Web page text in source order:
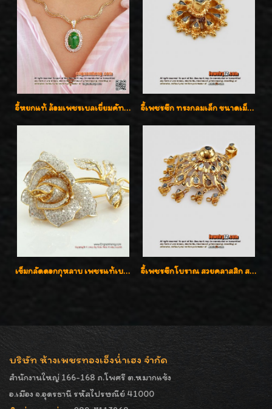
จี้หยกแท้ ล้อมเพชรเบลเยี่ยมคัท ราคาพิเศษไม่แพงค่ะ จี้เพชรซีก ทรงกลมเล็ก ขนาดเม็ดกระดุม สวยๆ
เข็มกลัดดอกกุหลาบ เพชรแท้เบลเยี่ยมคัต งานปราณีตค่ะ จี้เพชรซีกโบราณ สวยคลาสสิก สภาพสมบูรณ์สุดๆค่ะ
บริษัท ห้างเพชรทองเอ็งน่ำเฮง จำกัด
สำนักงานใหญ่ 166-168 ถ.โพศรี ต.หมากแข้ง
อ.เมือง จ.อุดรธานี รหัสไปรษณีย์ 41000